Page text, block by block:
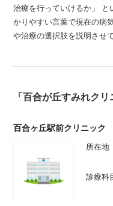
治療を行っていけるか」
かりやすい言葉で現在の病
や治療の選択肢を説明させ
「百合が丘すみれク
百合ヶ丘駅前クリニック
所在地
診療科